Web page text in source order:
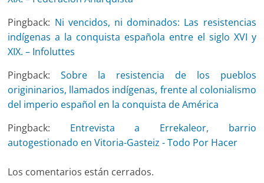
Pingback: Ni vencidos, ni dominados: Las resistencias
indígenas a la conquista española entre el siglo XVI y
XIX. – Infoluttes
Pingback:Sobre la resistencia de los pueblos
origininarios, llamados indígenas, frente al colonialismo
del imperio español en la conquista de América
Pingback: Entrevista a Errekaleor, barrio
autogestionado en Vitoria-Gasteiz - Todo Por Hacer
Los comentarios están cerrados.